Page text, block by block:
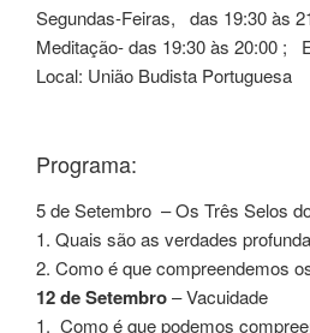
Segundas-Feiras, das 19:30 às
Meditação- das 19:30 às 20:00 ;
Local: União Budista Portuguesa
Programa:
5 de Setembro – Os Três Selos
1. Quais são as verdades
2. Como é que compreendemos
12 de Setembro– Vacuidade
1. Como é que podemos